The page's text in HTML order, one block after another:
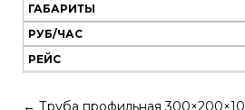
ГАБАРИТЫ
РУБ/ЧАС
РЕЙС
← Труба профильная 300×200×10